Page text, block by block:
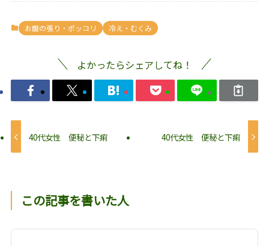
お腹の張り・ポッコリ 冷え・むくみ
よかったらシェアしてね！
40代女性 便秘と下痢 40代女性 便秘と下痢
この記事を書いた人